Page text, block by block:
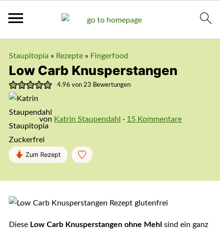
Staupitopia » Rezepte» Fingerfood
Low Carb Knusperstangen
4.96 von 23 Bewertungen
von Katrin Staupendahl · 15 Kommentare
Zum Rezept
Diese Low Carb Knusperstangen ohne Mehl sind ein ganz